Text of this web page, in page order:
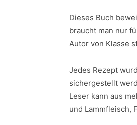
Dieses Buch
braucht man nur
Autor von Klasse
Jedes Rezept
sichergestellt
Leser kann aus
und Lammfleisch,